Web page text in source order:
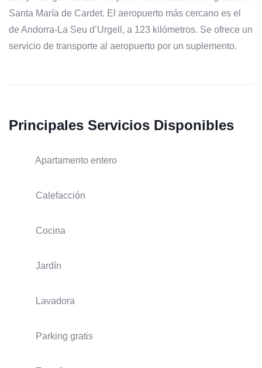
Santa María de Cardet. El aeropuerto más cercano es el
de Andorra-La Seu d’Urgell, a 123 kilómetros. Se ofrece un
servicio de transporte al aeropuerto por un suplemento.
Principales Servicios Disponibles
Apartamento entero
Calefacción
Cocina
Jardín
Lavadora
Parking gratis